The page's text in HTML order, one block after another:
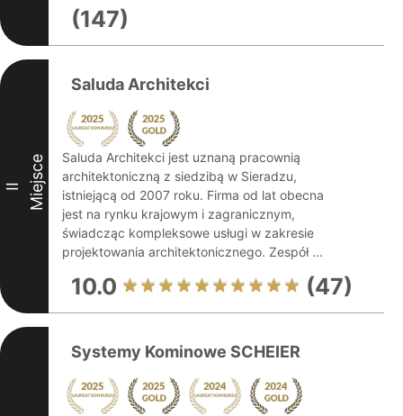
(147)
II Miejsce
Saluda Architekci
Saluda Architekci jest uznaną pracownią
architektoniczną z siedzibą w Sieradzu,
istniejącą od 2007 roku. Firma od lat obecna
jest na rynku krajowym i zagranicznym,
świadcząc kompleksowe usługi w zakresie
projektowania architektonicznego. Zespół ...
10.0 (47)
Systemy Kominowe SCHEIER